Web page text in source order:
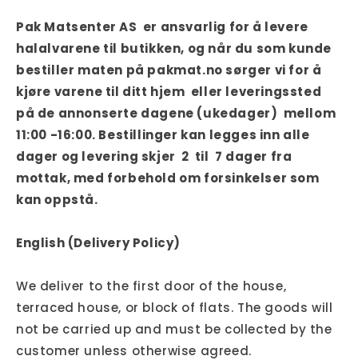
Pak Matsenter AS er ansvarlig for å levere
halalvarene til butikken, og når du som kunde
bestiller maten på pakmat.no sørger vi for å
kjøre varene til ditt hjem eller leveringssted
på de annonserte dagene (ukedager) mellom
11:00 -16:00. Bestillinger kan legges inn alle
dager og levering skjer 2 til 7 dager fra
mottak, med forbehold om forsinkelser som
kan oppstå.
English (Delivery Policy)
We deliver to the first door of the house,
terraced house, or block of flats. The goods will
not be carried up and must be collected by the
customer unless otherwise agreed.